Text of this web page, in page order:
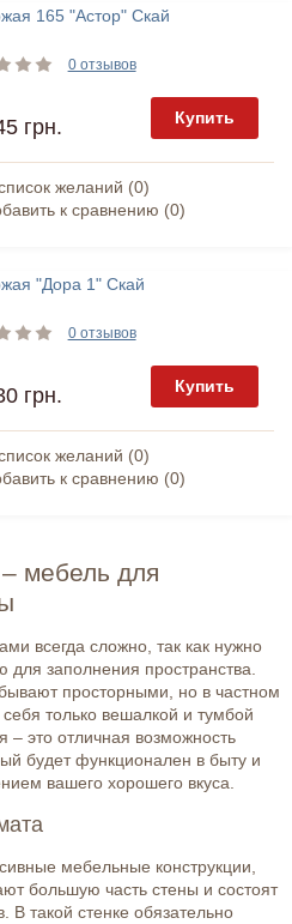
165 "Астор" Скай
0 отзывов
грн. Купить
желаний (0)
к сравнению (0)
"Дора 1" Скай
0 отзывов
грн. Купить
желаний (0)
к сравнению (0)
мебель для
всегда сложно, так как нужно
заполнения пространства.
просторными, но в частном
только вешалкой и тумбой
это отличная возможность
будет функционален в быту и
вашего хорошего вкуса.
мебельные конструкции,
большую часть стены и состоят
В такой стенке обязательно